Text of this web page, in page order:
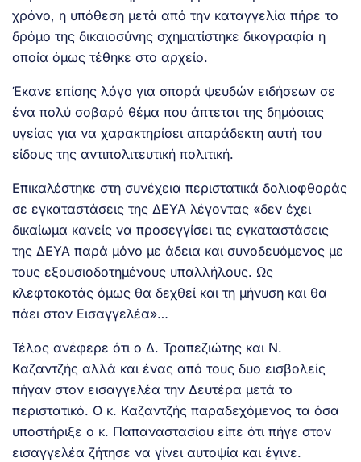
χρόνο, η υπόθεση μετά από την καταγγελία πήρε το
δρόμο της δικαιοσύνης σχηματίστηκε δικογραφία η
οποία όμως τέθηκε στο αρχείο.
Έκανε επίσης λόγο για σπορά ψευδών ειδήσεων σε
ένα πολύ σοβαρό θέμα που άπτεται της δημόσιας
υγείας για να χαρακτηρίσει απαράδεκτη αυτή του
είδους της αντιπολιτευτική πολιτική.
Επικαλέστηκε στη συνέχεια περιστατικά δολιοφθοράς
σε εγκαταστάσεις της ΔΕΥΑ λέγοντας «δεν έχει
δικαίωμα κανείς να προσεγγίσει τις εγκαταστάσεις
της ΔΕΥΑ παρά μόνο με άδεια και συνοδευόμενος με
τους εξουσιοδοτημένους υπαλλήλους. Ως
κλεφτοκοτάς όμως θα δεχθεί και τη μήνυση και θα
πάει στον Εισαγγελέα»…
Τέλος ανέφερε ότι ο Δ. Τραπεζιώτης και Ν.
Καζαντζής αλλά και ένας από τους δυο εισβολείς
πήγαν στον εισαγγελέα την Δευτέρα μετά το
περιστατικό. Ο κ. Καζαντζής παραδεχόμενος τα όσα
υποστήριξε ο κ. Παπαναστασίου είπε ότι πήγε στον
εισαγγελέα ζήτησε να γίνει αυτοψία και έγινε.